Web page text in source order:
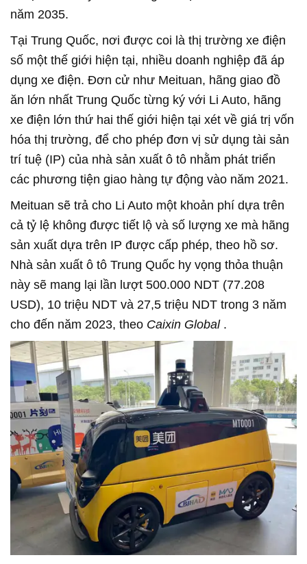
năm 2035.
Tại Trung Quốc, nơi được coi là thị trường xe điện
số một thế giới hiện tại, nhiều doanh nghiệp đã áp
dụng xe điện. Đơn cử như Meituan, hãng giao đồ
ăn lớn nhất Trung Quốc từng ký với Li Auto, hãng
xe điện lớn thứ hai thế giới hiện tại xét về giá trị vốn
hóa thị trường, để cho phép đơn vị sử dụng tài sản
trí tuệ (IP) của nhà sản xuất ô tô nhằm phát triển
các phương tiện giao hàng tự động vào năm 2021.
Meituan sẽ trả cho Li Auto một khoản phí dựa trên
cả tỷ lệ không được tiết lộ và số lượng xe mà hãng
sản xuất dựa trên IP được cấp phép, theo hồ sơ.
Nhà sản xuất ô tô Trung Quốc hy vọng thỏa thuận
này sẽ mang lại lần lượt 500.000 NDT (77.208
USD), 10 triệu NDT và 27,5 triệu NDT trong 3 năm
cho đến năm 2023, theo Caixin Global .